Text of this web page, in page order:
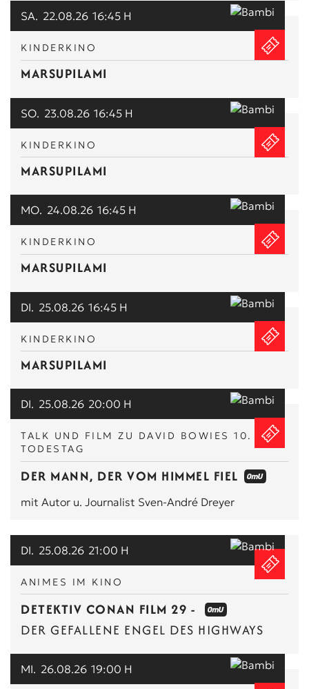
KINDERKINO
MARSUPILAMI
SA. 22.08.26 16:45 H
KINDERKINO
MARSUPILAMI
SO. 23.08.26 16:45 H
KINDERKINO
MARSUPILAMI
MO. 24.08.26 16:45 H
KINDERKINO
MARSUPILAMI
DI. 25.08.26 16:45 H
TALK UND FILM ZU DAVID BOWIES 10.
TODESTAG
DER MANN, DER VOM HIMMEL FIEL
mit Autor u. Journalist Sven-André Dreyer
DI. 25.08.26 20:00 H
ANIMES IM KINO
DETEKTIV CONAN FILM 29 -
DER GEFALLENE ENGEL DES HIGHWAYS
DI. 25.08.26 21:00 H
MI. 26.08.26 19:00 H